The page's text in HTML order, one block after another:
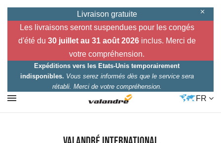
Livraison gratuite
Les livraisons seront suspendues pour les congés
d'été du 30 juillet au 31 août 2026inclus. Merci de
votre compréhension.
Expéditions vers les Etats-Unis temporairement
indisponibles. Vous serez informés dès que le service sera
rétabli. Merci de votre compréhension.
FR